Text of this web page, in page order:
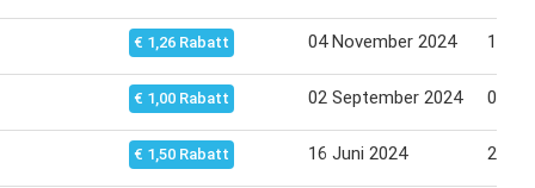
€ 1,26 Rabatt 04 November 2024 10
€ 1,00 Rabatt 02 September 2024 09
€ 1,50 Rabatt 16 Juni 2024 23